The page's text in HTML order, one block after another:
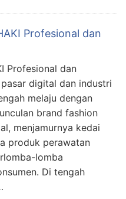
Profesional dan
Profesional dan
digital dan industri
melaju dengan
brand fashion
menjamurnya kedai
produk perawatan
lomba
Di tengah